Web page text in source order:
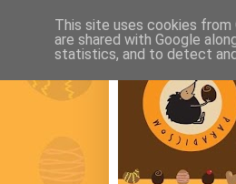
This site uses cookies
are shared with Google
statistics, and to detect